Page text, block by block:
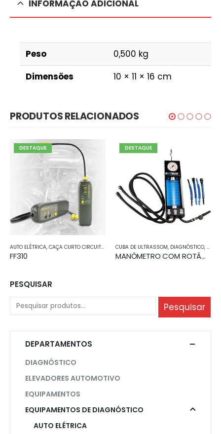
INFORMAÇÃO ADICIONAL
Peso
0,500 kg
Dimensões
10 × 11 × 16 cm
PRODUTOS RELACIONADOS
DESTAQUE
AUTO ELÉTRICA, CAÇA CURTO CIRCUITO DIAGNÓSTICO,EQUIPAMENTOS DE
FF310
DESTAQUE
CUBA DE ULTRASSOM, DIAGNÓSTICO,
MANÔMETRO COM ROTÂMETRO INTEGRADO KVP – TESTE PRESSÃO, VAZÃO E ESTANQUEIDADE DA LINHA.
PESQUISAR
Pesquisar
DEPARTAMENTOS
DIAGNÓSTICO
ELEVADORES AUTOMOTIVO
EQUIPAMENTOS
EQUIPAMENTOS DE DIAGNÓSTICO
AUTO ELÉTRICA